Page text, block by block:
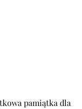
pamiątka dla